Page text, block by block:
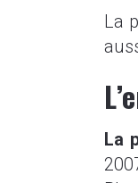
La
La